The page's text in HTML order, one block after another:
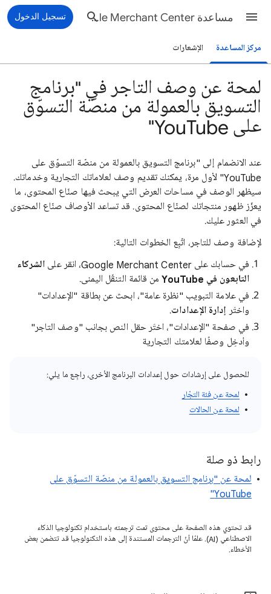
مساعدة Google Merchant Center تسجيل الدخول
مركز المساعدة الإشعارات
لمحة عن وصف التاجر في "برنامج
التسويق بالعمولة من منصّة التسوّق
على YouTube"
عند الانضمام إلى "برنامج التسويق بالعمولة من منصّة التسوّق على
YouTube" لأول مرة، يمكنك تقديم وصف لعلاماتك التجارية وخدماتك.
سيظهر الوصف في مساحات العرض التي يبحث فيها صنّاع المحتوى، ما
يعزّز ظهور منتجاتك لصنّاع المحتوى. قد تساعد الأوصاف صنّاع المحتوى
في العثور عليك.
لإضافة وصف للتاجر، اتّبِع الخطوات التالية:
في حسابك على Google Merchant Center، انقر على
الشركاء
التابعون في YouTube
من قائمة التنقّل اليمنى.
في علامة التبويب "نظرة عامة"، ابحث عن بطاقة "الإعدادات"
واختَر إدارة الإعدادات.
في صفحة "الإعدادات"، اختَر حقل النص بجانب "وصف التاجر"
وأدخِل وصفًا لعلامتك التجارية
للحصول على إرشادات حول إعدادات البرنامج الأخرى، راجِع ما يلي:
لمحة عن فئة التجّار
لمحة عن الحالات
رابط ذو صلة
لمحة عن "برنامج التسويق بالعمولة من منصّة التسوّق على
YouTube"
قد تحتوي هذه الصفحة على محتوى تمت ترجمته باستخدام تكنولوجيا الذكاء
الاصطناعي (AI). علمًا أنّ الترجمات المستندة إلى هذه التكنولوجيا قد تتضمن بعض
الأخطاء.